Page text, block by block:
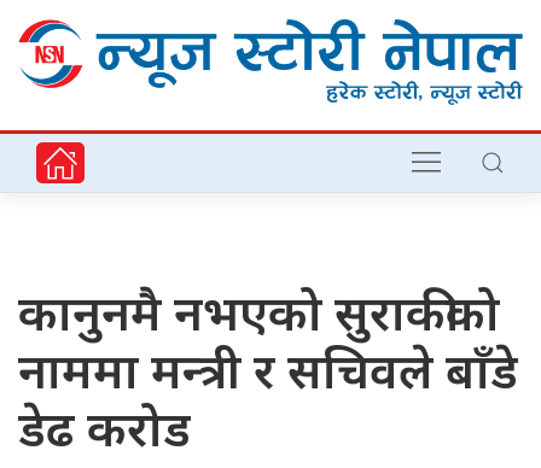
कानुनमै नभएको सुराकीको
नाममा मन्त्री र सचिवले बाँडे
डेढ करोड